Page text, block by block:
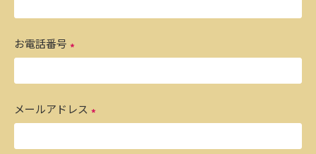
お電話番号
メールアドレス